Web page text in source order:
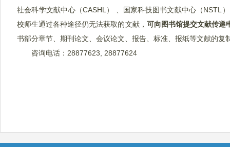
社会科学文献中心（CASHL） 、国家科技图书文献中心（NSTL
校师生通过各种途径仍无法获取的文献， 可向图书馆提交文献传递
书部分章节、期刊论文、会议论文、报告、标准、报纸等文献的复
咨询电话：28877623, 28877624